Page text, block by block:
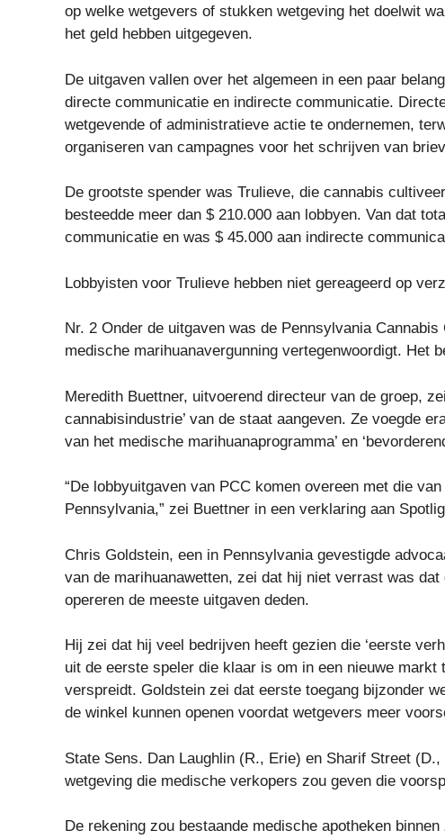
op welke wetgevers of stukken wetgeving het doelwit
het geld hebben uitgegeven.
De uitgaven vallen over het algemeen in een paar
directe communicatie en indirecte communicatie.
wetgevende of administratieve actie te ondernemen,
organiseren van campagnes voor het schrijven van
De grootste spender was Trulieve, die cannabis
besteedde meer dan $ 210.000 aan lobbyen. Van dat
communicatie en was $ 45.000 aan indirecte
Lobbyisten voor Trulieve hebben niet gereageerd op
Nr. 2 Onder de uitgaven was de Pennsylvania
medische marihuanavergunning vertegenwoordigt. Het
Meredith Buettner, uitvoerend directeur van de groep,
cannabisindustrie’ van de staat aangeven. Ze voegde
van het medische marihuanaprogramma’ en
“De lobbyuitgaven van PCC komen overeen met die
Pennsylvania,” zei Buettner in een verklaring aan
Chris Goldstein, een in Pennsylvania gevestigde
van de marihuanawetten, zei dat hij niet verrast was
opereren de meeste uitgaven deden.
Hij zei dat hij veel bedrijven heeft gezien die ‘eerste
uit de eerste speler die klaar is om in een nieuwe
verspreidt. Goldstein zei dat eerste toegang bijzonder
de winkel kunnen openen voordat wetgevers meer
State Sens. Dan Laughlin (R., Erie) en Sharif Street
wetgeving die medische verkopers zou geven die
De rekening zou bestaande medische apotheken